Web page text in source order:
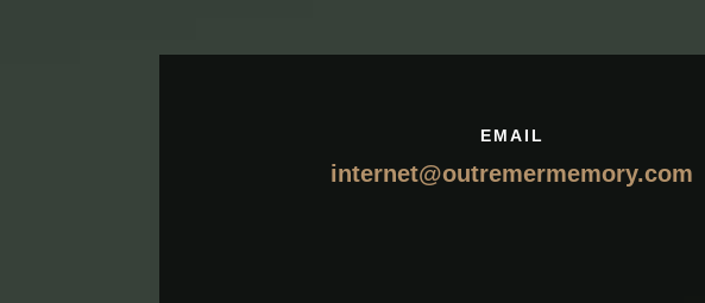
EMAIL
internet@outremermemory.com